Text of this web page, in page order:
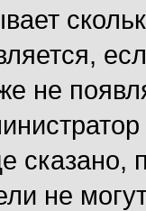
не
не